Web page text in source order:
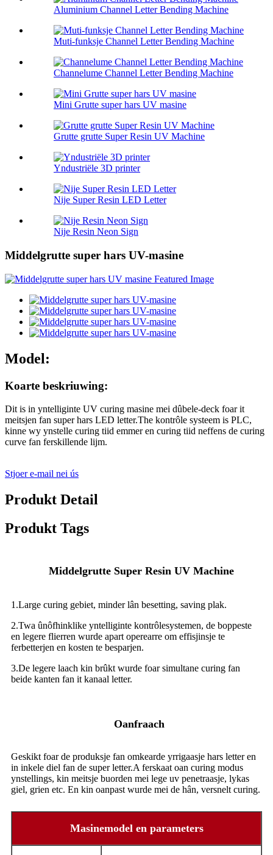
Aluminium Channel Letter Bending Machine
Muti-funksje Channel Letter Bending Machine
Channelume Channel Letter Bending Machine
Mini Grutte super hars UV masine
Grutte grutte Super Resin UV Machine
Yndustriële 3D printer
Nije Super Resin LED Letter
Nije Resin Neon Sign
Middelgrutte super hars UV-masine
Model:
Koarte beskriuwing:
Dit is in yntelliginte UV curing masine mei dûbele-deck foar it
meitsjen fan super hars LED letter.The kontrôle systeem is PLC,
kinne wy ​​ynstelle curing tiid emmer en curing tiid neffens de curing
curve fan ferskillende lijm.
Stjoer e-mail nei ús
Produkt Detail
Produkt Tags
Middelgrutte Super Resin UV Machine
1.Large curing gebiet, minder lân besetting, saving plak.
2.Twa ûnôfhinklike yntelliginte kontrôlesystemen, de boppeste
en legere flierren wurde apart operearre om effisjinsje te
ferbetterjen en kosten te besparjen.
3.De legere laach kin brûkt wurde foar simultane curing fan
beide kanten fan it kanaal letter.
Oanfraach
Geskikt foar de produksje fan omkearde yrrigaasje hars letter en
in inkele diel fan de super letter.A ferskaat oan curing modus
ynstellings, kin meitsje buorden mei lege uv penetraasje, lykas
giel, grien etc. En kin oanpast wurde mei de hân, versnelt curing.
Masinemodel en parameters